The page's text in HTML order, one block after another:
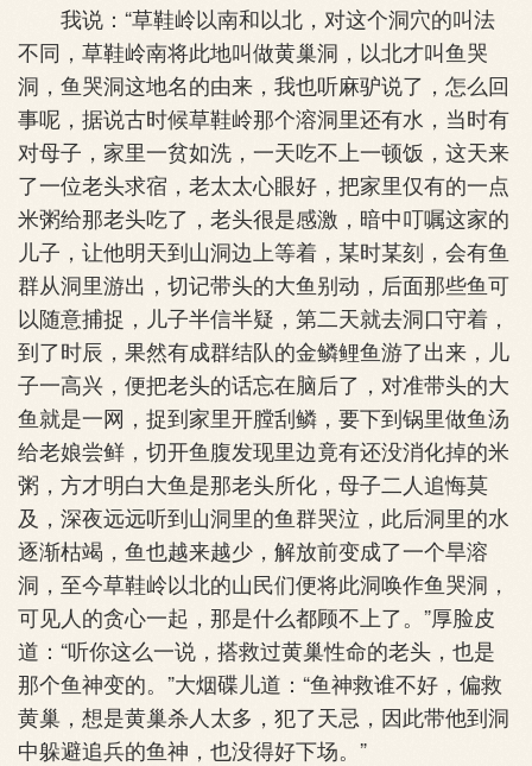
我说：“草鞋岭以南和以北，对这个洞穴的叫法
不同，草鞋岭南将此地叫做黄巢洞，以北才叫鱼哭
洞，鱼哭洞这地名的由来，我也听麻驴说了，怎么回
事呢，据说古时候草鞋岭那个溶洞里还有水，当时有
对母子，家里一贫如洗，一天吃不上一顿饭，这天来
了一位老头求宿，老太太心眼好，把家里仅有的一点
米粥给那老头吃了，老头很是感激，暗中叮嘱这家的
儿子，让他明天到山洞边上等着，某时某刻，会有鱼
群从洞里游出，切记带头的大鱼别动，后面那些鱼可
以随意捕捉，儿子半信半疑，第二天就去洞口守着，
到了时辰，果然有成群结队的金鳞鲤鱼游了出来，儿
子一高兴，便把老头的话忘在脑后了，对准带头的大
鱼就是一网，捉到家里开膛刮鳞，要下到锅里做鱼汤
给老娘尝鲜，切开鱼腹发现里边竟有还没消化掉的米
粥，方才明白大鱼是那老头所化，母子二人追悔莫
及，深夜远远听到山洞里的鱼群哭泣，此后洞里的水
逐渐枯竭，鱼也越来越少，解放前变成了一个旱溶
洞，至今草鞋岭以北的山民们便将此洞唤作鱼哭洞，
可见人的贪心一起，那是什么都顾不上了。”厚脸皮
道：“听你这么一说，搭救过黄巢性命的老头，也是
那个鱼神变的。”大烟碟儿道：“鱼神救谁不好，偏救
黄巢，想是黄巢杀人太多，犯了天忌，因此带他到洞
中躲避追兵的鱼神，也没得好下场。”